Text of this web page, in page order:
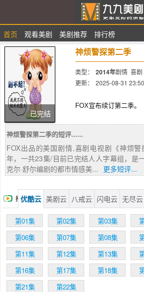
九九美剧
首页 观看美剧 美剧推荐 排行榜
已完结
神烦警探第二季
类型： 2014年剧情 喜剧
更新：
2025-08-31 23:50
FOX宣布续订第二季。
神烦警探第二季的短评......
FOX出品的美国剧情,喜剧电视剧《神烦
年，一共23集/目前已完结人人字幕组，是
克尔·舒尔编剧的都市情感美... 更多短评...
播优酷云 美剧云 八戒云 闪电云 无尽云
第01集 第02集 第03集
第06集
第07集 第08集
第11集
第12集 第13集
第16集
第17集 第18集
第21集
第22集